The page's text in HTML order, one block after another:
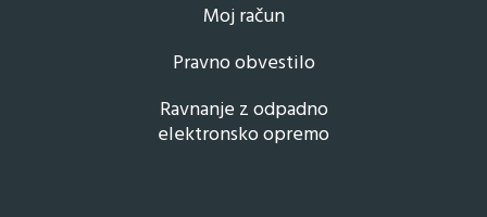
Moj račun
Pravno obvestilo
Ravnanje z odpadno
elektronsko opremo